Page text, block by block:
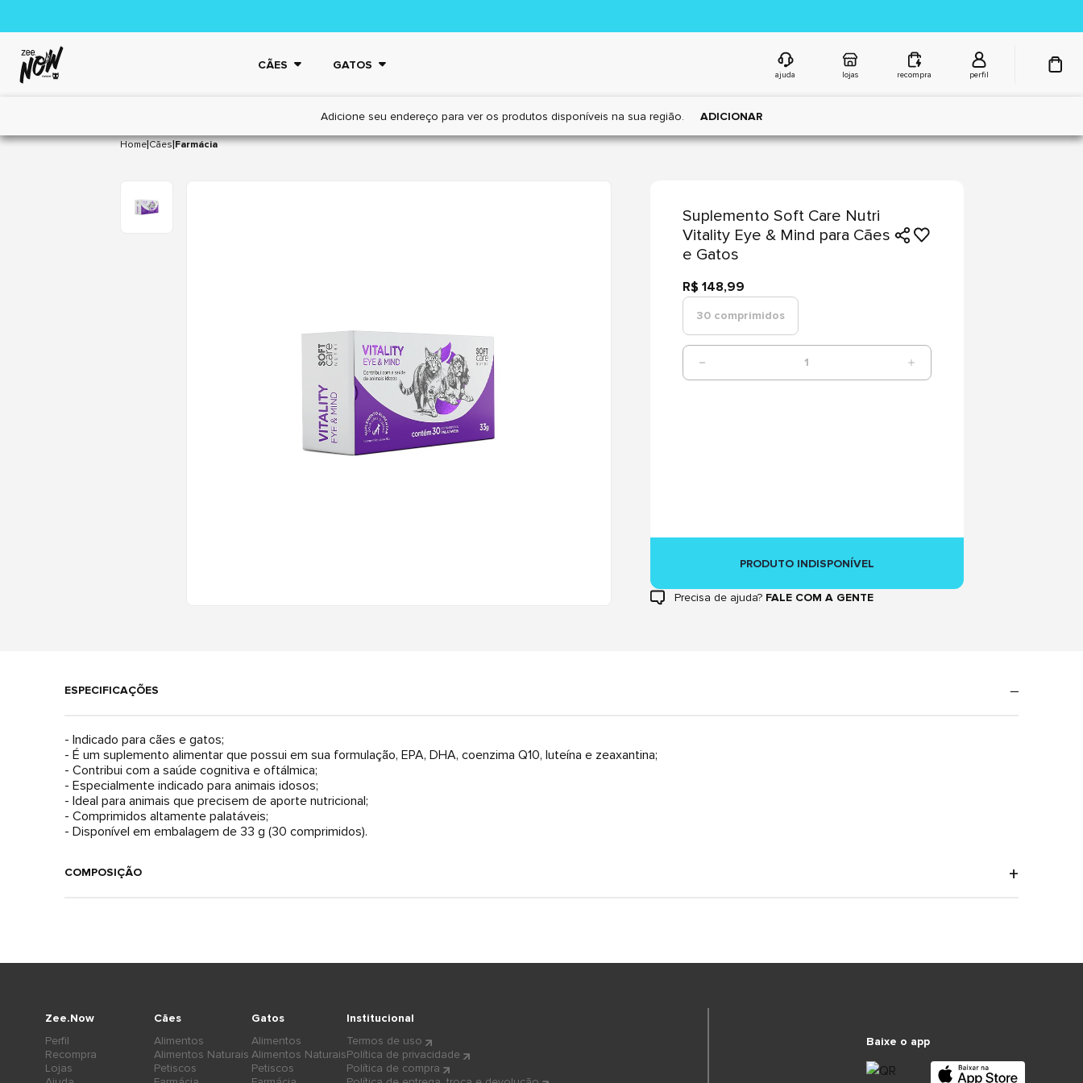
CÃES GATOS
ajuda lojas recompra perfil
Adicione seu endereço para ver os produtos disponíveis na sua região. ADICIONAR
Home|Cães|Farmácia
Suplemento Soft Care Nutri
Vitality Eye & Mind para Cães
e Gatos
R$ 148,99
30 comprimidos
1
PRODUTO INDISPONÍVEL
Precisa de ajuda? FALE COM A GENTE
ESPECIFICAÇÕES
- Indicado para cães e gatos;
- É um suplemento alimentar que possui em sua formulação, EPA, DHA, coenzima Q10, luteína e zeaxantina;
- Contribui com a saúde cognitiva e oftálmica;
- Especialmente indicado para animais idosos;
- Ideal para animais que precisem de aporte nutricional;
- Comprimidos altamente palatáveis;
- Disponível em embalagem de 33 g (30 comprimidos).
COMPOSIÇÃO
Cães
Alimentos
Alimentos Naturais
Petiscos
Gatos
Alimentos
Alimentos Naturais
Petiscos
Zee.Now
Perfil
Recompra
Lojas
Institucional
Termos de uso
Política de privacidade
Política de compra
Baixe o app